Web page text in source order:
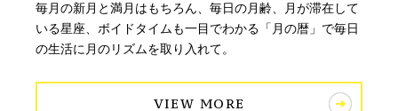
毎月の新月と満月はもちろん、毎日の月齢、月が滞在して
いる星座、ボイドタイムも一目でわかる「月の暦」で毎日
の生活に月のリズムを取り入れて。
VIEW MORE